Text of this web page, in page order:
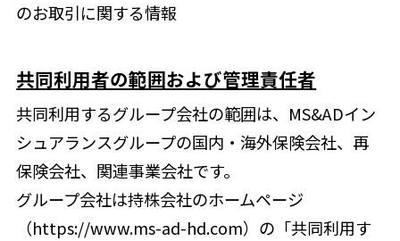
のお取引に関する情報
共同利用者の範囲および管理責任者
共同利用するグループ会社の範囲は、MS&ADイン
シュアランスグループの国内・海外保険会社、再
保険会社、関連事業会社です。
グループ会社は持株会社のホームページ
（https://www.ms-ad-hd.com）の「共同利用す